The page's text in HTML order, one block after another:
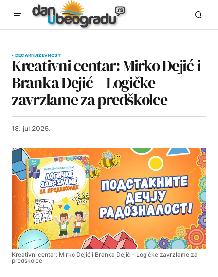
DECAKNJIŽEVNOST
Kreativni centar: Mirko Dejić i
Branka Dejić – Logičke
zavrzlame za predškolce
18. jul 2025.
Kreativni centar: Mirko Dejić i Branka Dejić - Logičke zavrzlame za
predškolce